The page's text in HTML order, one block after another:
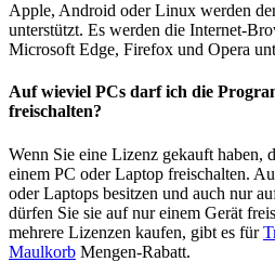
Apple, Android oder Linux werden
unterstützt. Es werden die Internet-
Microsoft Edge, Firefox und Opera
Auf wieviel PCs darf ich die
freischalten?
Wenn Sie eine Lizenz gekauft haben,
einem PC oder Laptop freischalten.
oder Laptops besitzen und auch nur
dürfen Sie sie auf nur einem Gerät
mehrere Lizenzen kaufen, gibt es für
Maulkorb Mengen-Rabatt.